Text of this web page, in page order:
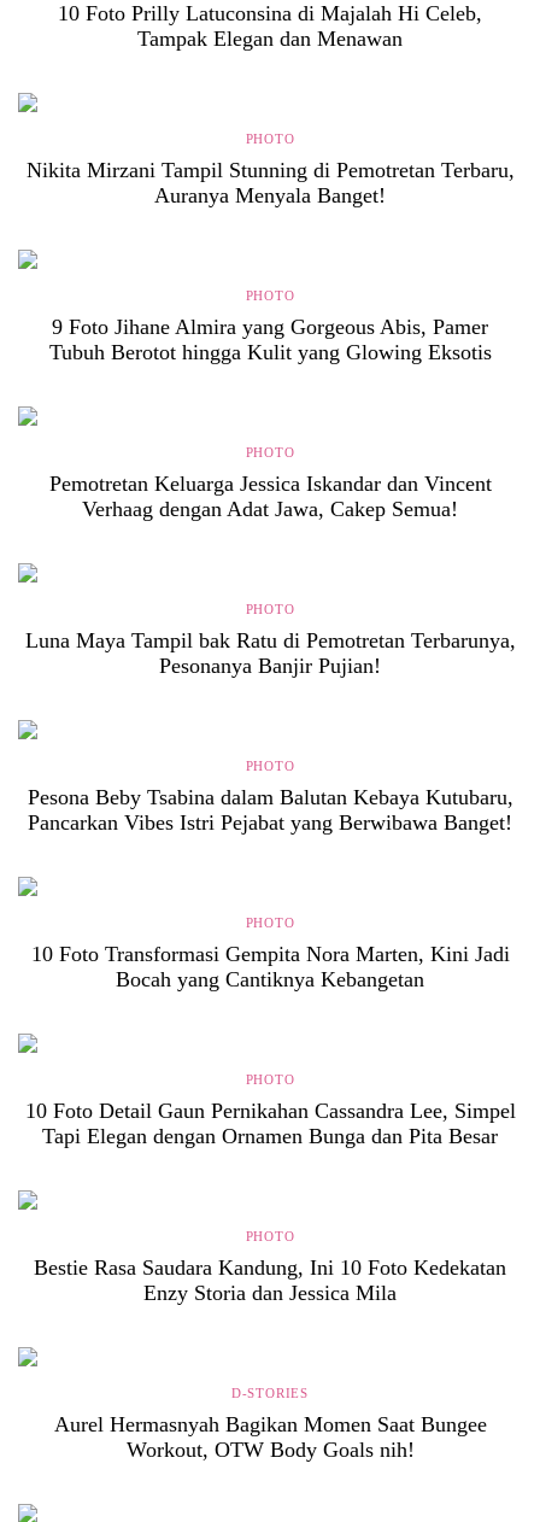
10 Foto Prilly Latuconsina di Majalah Hi Celeb,
Tampak Elegan dan Menawan
PHOTO
Nikita Mirzani Tampil Stunning di Pemotretan Terbaru,
Auranya Menyala Banget!
PHOTO
9 Foto Jihane Almira yang Gorgeous Abis, Pamer
Tubuh Berotot hingga Kulit yang Glowing Eksotis
PHOTO
Pemotretan Keluarga Jessica Iskandar dan Vincent
Verhaag dengan Adat Jawa, Cakep Semua!
PHOTO
Luna Maya Tampil bak Ratu di Pemotretan Terbarunya,
Pesonanya Banjir Pujian!
PHOTO
Pesona Beby Tsabina dalam Balutan Kebaya Kutubaru,
Pancarkan Vibes Istri Pejabat yang Berwibawa Banget!
PHOTO
10 Foto Transformasi Gempita Nora Marten, Kini Jadi
Bocah yang Cantiknya Kebangetan
PHOTO
10 Foto Detail Gaun Pernikahan Cassandra Lee, Simpel
Tapi Elegan dengan Ornamen Bunga dan Pita Besar
PHOTO
Bestie Rasa Saudara Kandung, Ini 10 Foto Kedekatan
Enzy Storia dan Jessica Mila
D-STORIES
Aurel Hermasnyah Bagikan Momen Saat Bungee
Workout, OTW Body Goals nih!